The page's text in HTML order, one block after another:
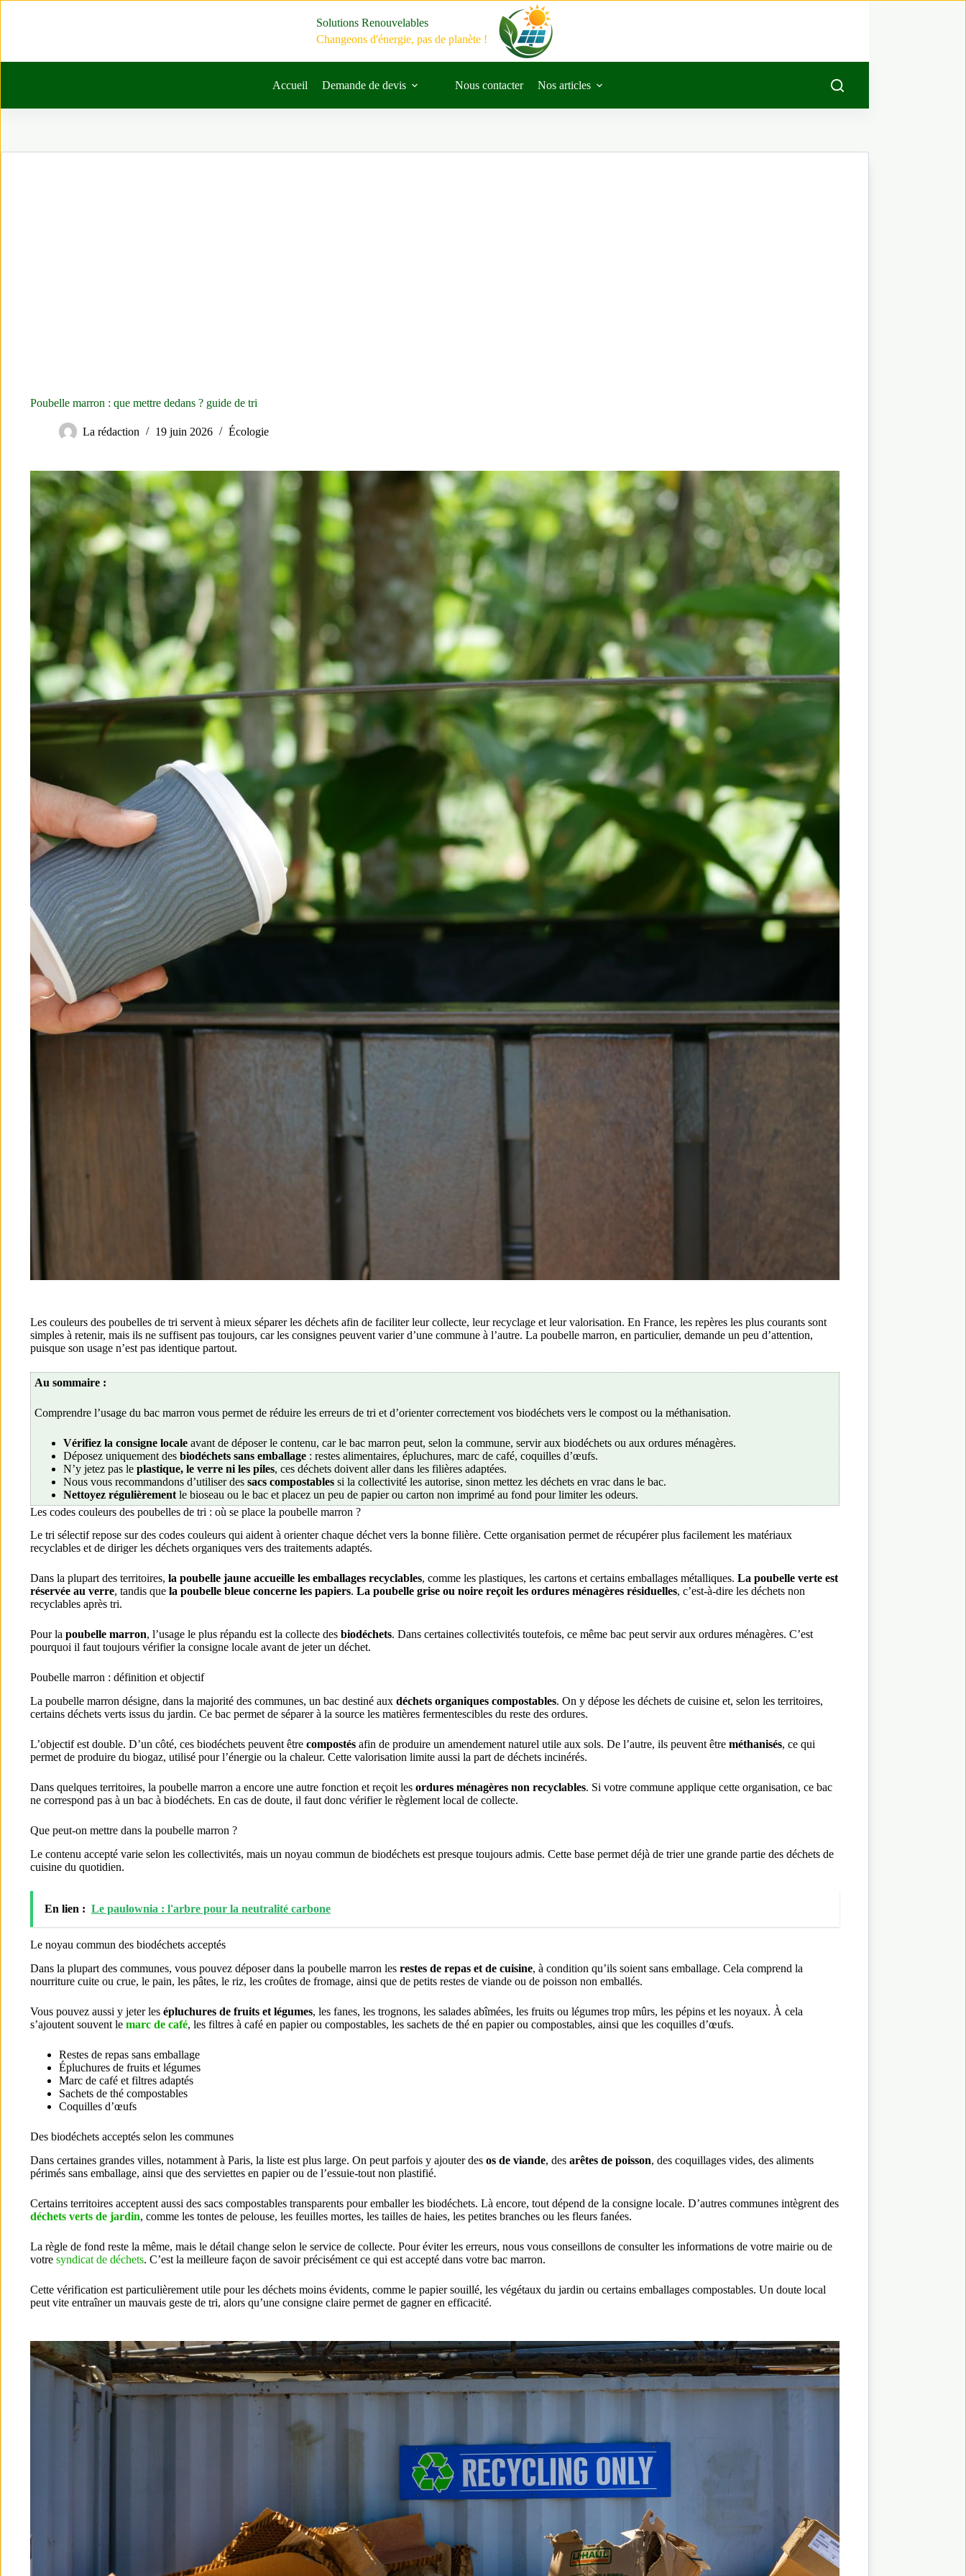
Solutions Renouvelables
Changeons d'énergie, pas de planète !
Accueil Demande de devis Nous contacter Nos articles
Poubelle marron : que mettre dedans ? guide de tri
La rédaction 19 juin 2026 Écologie
Les couleurs des poubelles de tri servent à mieux séparer les déchets afin de faciliter leur collecte, leur recyclage et leur valorisation. En France, les repères les plus courants sont
simples à retenir, mais ils ne suffisent pas toujours, car les consignes peuvent varier d’une commune à l’autre. La poubelle marron, en particulier, demande un peu d’attention,
puisque son usage n’est pas identique partout.
Au sommaire :
Comprendre l’usage du bac marron vous permet de réduire les erreurs de tri et d’orienter correctement vos biodéchets vers le compost ou la méthanisation.
Vérifiez la consigne locale avant de déposer le contenu, car le bac marron peut, selon la commune, servir aux biodéchets ou aux ordures ménagères.
Déposez uniquement des biodéchets sans emballage : restes alimentaires, épluchures, marc de café, coquilles d’œufs.
N’y jetez pas le plastique, le verre ni les piles, ces déchets doivent aller dans les filières adaptées.
Nous vous recommandons d’utiliser des sacs compostables si la collectivité les autorise, sinon mettez les déchets en vrac dans le bac.
Nettoyez régulièrement le bioseau ou le bac et placez un peu de papier ou carton non imprimé au fond pour limiter les odeurs.
Les codes couleurs des poubelles de tri : où se place la poubelle marron ?
Le tri sélectif repose sur des codes couleurs qui aident à orienter chaque déchet vers la bonne filière. Cette organisation permet de récupérer plus facilement les matériaux
recyclables et de diriger les déchets organiques vers des traitements adaptés.
Dans la plupart des territoires, la poubelle jaune accueille les emballages recyclables, comme les plastiques, les cartons et certains emballages métalliques. La poubelle verte est
réservée au verre, tandis que la poubelle bleue concerne les papiers. La poubelle grise ou noire reçoit les ordures ménagères résiduelles, c’est-à-dire les déchets non
recyclables après tri.
Pour la poubelle marron, l’usage le plus répandu est la collecte des biodéchets. Dans certaines collectivités toutefois, ce même bac peut servir aux ordures ménagères. C’est
pourquoi il faut toujours vérifier la consigne locale avant de jeter un déchet.
Poubelle marron : définition et objectif
La poubelle marron désigne, dans la majorité des communes, un bac destiné aux déchets organiques compostables. On y dépose les déchets de cuisine et, selon les territoires,
certains déchets verts issus du jardin. Ce bac permet de séparer à la source les matières fermentescibles du reste des ordures.
L’objectif est double. D’un côté, ces biodéchets peuvent être compostés afin de produire un amendement naturel utile aux sols. De l’autre, ils peuvent être méthanisés, ce qui
permet de produire du biogaz, utilisé pour l’énergie ou la chaleur. Cette valorisation limite aussi la part de déchets incinérés.
Dans quelques territoires, la poubelle marron a encore une autre fonction et reçoit les ordures ménagères non recyclables. Si votre commune applique cette organisation, ce bac
ne correspond pas à un bac à biodéchets. En cas de doute, il faut donc vérifier le règlement local de collecte.
Que peut-on mettre dans la poubelle marron ?
Le contenu accepté varie selon les collectivités, mais un noyau commun de biodéchets est presque toujours admis. Cette base permet déjà de trier une grande partie des déchets de
cuisine du quotidien.
En lien : Le paulownia : l'arbre pour la neutralité carbone
Le noyau commun des biodéchets acceptés
Dans la plupart des communes, vous pouvez déposer dans la poubelle marron les restes de repas et de cuisine, à condition qu’ils soient sans emballage. Cela comprend la
nourriture cuite ou crue, le pain, les pâtes, le riz, les croûtes de fromage, ainsi que de petits restes de viande ou de poisson non emballés.
Vous pouvez aussi y jeter les épluchures de fruits et légumes, les fanes, les trognons, les salades abîmées, les fruits ou légumes trop mûrs, les pépins et les noyaux. À cela
s’ajoutent souvent le marc de café, les filtres à café en papier ou compostables, les sachets de thé en papier ou compostables, ainsi que les coquilles d’œufs.
Restes de repas sans emballage
Épluchures de fruits et légumes
Marc de café et filtres adaptés
Sachets de thé compostables
Coquilles d’œufs
Des biodéchets acceptés selon les communes
Dans certaines grandes villes, notamment à Paris, la liste est plus large. On peut parfois y ajouter des os de viande, des arêtes de poisson, des coquillages vides, des aliments
périmés sans emballage, ainsi que des serviettes en papier ou de l’essuie-tout non plastifié.
Certains territoires acceptent aussi des sacs compostables transparents pour emballer les biodéchets. Là encore, tout dépend de la consigne locale. D’autres communes intègrent des
déchets verts de jardin, comme les tontes de pelouse, les feuilles mortes, les tailles de haies, les petites branches ou les fleurs fanées.
La règle de fond reste la même, mais le détail change selon le service de collecte. Pour éviter les erreurs, nous vous conseillons de consulter les informations de votre mairie ou de
votre syndicat de déchets. C’est la meilleure façon de savoir précisément ce qui est accepté dans votre bac marron.
Cette vérification est particulièrement utile pour les déchets moins évidents, comme le papier souillé, les végétaux du jardin ou certains emballages compostables. Un doute local
peut vite entraîner un mauvais geste de tri, alors qu’une consigne claire permet de gagner en efficacité.